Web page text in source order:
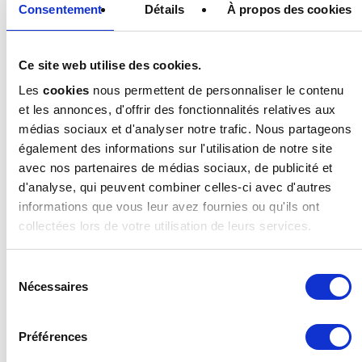
Consentement Détails À propos des cookies
Ce site web utilise des cookies.
Les cookies nous permettent de personnaliser le contenu
et les annonces, d'offrir des fonctionnalités relatives aux
médias sociaux et d'analyser notre trafic. Nous partageons
également des informations sur l'utilisation de notre site
avec nos partenaires de médias sociaux, de publicité et
d'analyse, qui peuvent combiner celles-ci avec d'autres
informations que vous leur avez fournies ou qu'ils ont
collectées lors de votre utilisation de leurs services.
Nécessaires
Préférences
garde même l’intégralité de ses fenêtres
fermées⁠10.
classes est peut-être plus importante que jamais.
LA QUALITÉ DE L’AIR INTÉRIEUR EN TEMPS DE
COVID
C’est un fait, le COVID-19 se transmet avant tout
par voie respiratoire, via des gouttelettes
aéroportées. « Au moins 70 % des contaminations
se font par les aérosols », estime Antoine Flahault,
l’Université de Genève. Ces gouttelettes de très
petite taille sont émises lorsqu’on parle ou que l’on
et peuvent y rester des heures.
Plus on passe de temps dans un espace fermé